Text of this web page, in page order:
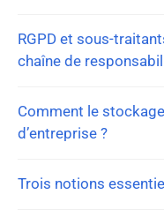
RGPD et sous-
chaîne de
Comment le
d’entreprise ?
Trois notions